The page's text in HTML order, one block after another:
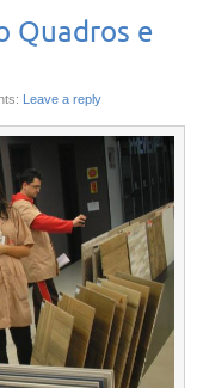
Quadros e
Leave a reply